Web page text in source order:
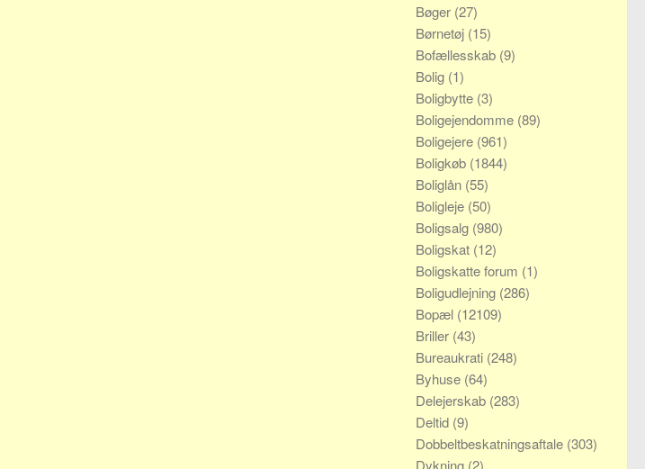
Bøger (27)
Børnetøj (15)
Bofællesskab (9)
Bolig (1)
Boligbytte (3)
Boligejendomme (89)
Boligejere (961)
Boligkøb (1844)
Boliglån (55)
Boligleje (50)
Boligsalg (980)
Boligskat (12)
Boligskatte forum (1)
Boligudlejning (286)
Bopæl (12109)
Briller (43)
Bureaukrati (248)
Byhuse (64)
Delejerskab (283)
Deltid (9)
Dobbeltbeskatningsaftale (303)
Dykning (2)